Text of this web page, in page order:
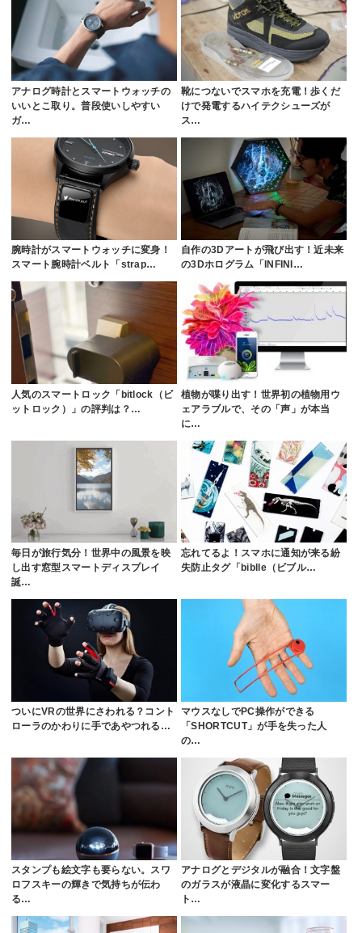
アナログ時計とスマートウォッチの
いいとこ取り。普段使いしやすい
ガ…
靴につないでスマホを充電！歩くだ
けで発電するハイテクシューズが
ス…
腕時計がスマートウォッチに変身！
スマート腕時計ベルト「strap…
自作の3Dアートが飛び出す！近未来
の3Dホログラム「INFINI…
人気のスマートロック「bitlock（ビ
ットロック）」の評判は？…
植物が喋り出す！世界初の植物用ウ
ェアラブルで、その「声」が本当
に…
毎日が旅行気分！世界中の風景を映
し出す窓型スマートディスプレイ
誕…
忘れてるよ！スマホに通知が来る紛
失防止タグ「biblle（ビブル…
ついにVRの世界にさわれる？コント
ローラのかわりに手であやつれる…
マウスなしでPC操作ができる
「SHORTCUT」が手を失った人
の…
スタンプも絵文字も要らない。スワ
ロフスキーの輝きで気持ちが伝わ
る…
アナログとデジタルが融合！文字盤
のガラスが液晶に変化するスマー
ト…